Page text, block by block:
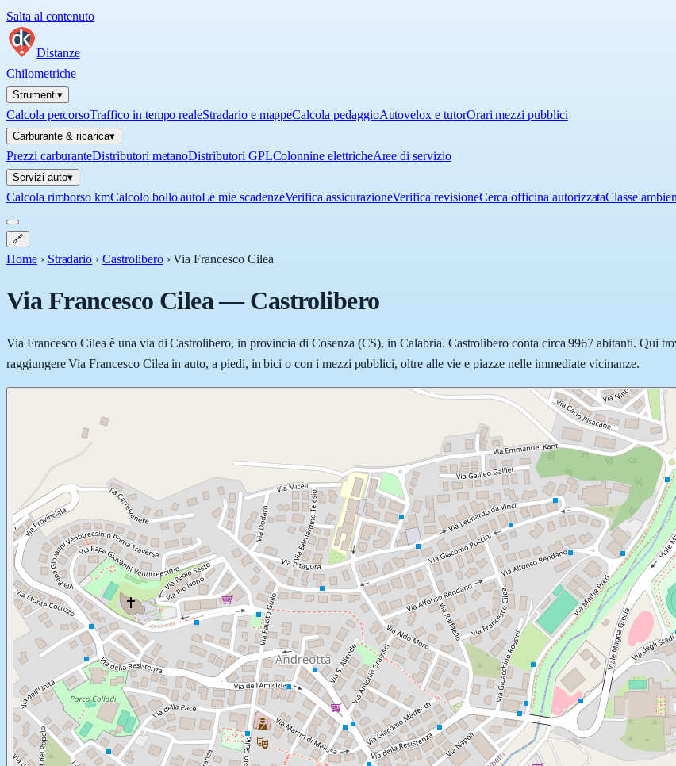
Salta al contenuto
Distanze
Chilometriche
Strumenti▾
Calcola percorsoTraffico in tempo realeStradario e mappeCalcola pedaggioAutovelox e tutorOrari mezzi pubblici
Carburante & ricarica▾
Prezzi carburanteDistributori metanoDistributori GPLColonnine elettricheAree di servizio
Servizi auto▾
Calcola rimborso kmCalcolo bollo autoLe mie scadenzeVerifica assicurazioneVerifica revisioneCerca officina autorizzataClasse
🔗
Home › Stradario › Castrolibero ›Via Francesco Cilea
Via Francesco Cilea—Castrolibero
Via Francesco Cilea è una via di Castrolibero, in provincia di Cosenza (CS), in Calabria. Castrolibero conta circa 9967 abitanti. Qui
raggiungere Via Francesco Cilea in auto, a piedi, in bici o con i mezzi pubblici, oltre alle vie e piazze nelle immediate vicinanze.